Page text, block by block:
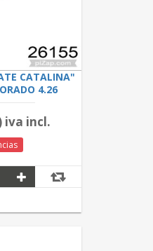
CATALINA"
4.26
iva incl.